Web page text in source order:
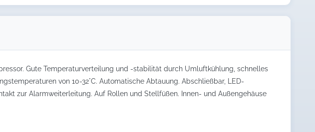
Gute Temperaturverteilung und -stabilität durch Umluftkühlung, schnelles
von 10-32°C. Automatische Abtauung. Abschließbar, LED-
zur Alarmweiterleitung. Auf Rollen und Stellfüßen. Innen- und Außengehäuse